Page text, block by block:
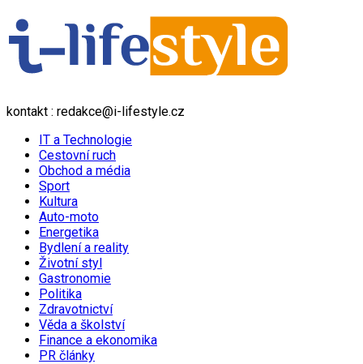
kontakt : redakce@i-lifestyle.cz
IT a Technologie
Cestovní ruch
Obchod a média
Sport
Kultura
Auto-moto
Energetika
Bydlení a reality
Životní styl
Gastronomie
Politika
Zdravotnictví
Věda a školství
Finance a ekonomika
PR články